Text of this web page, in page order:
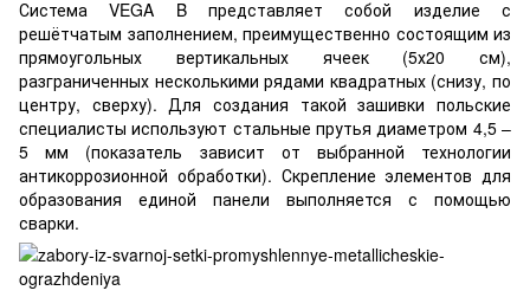
Система VEGA B представляет собой изделие с
решётчатым заполнением, преимущественно состоящим из
прямоугольных вертикальных ячеек (5х20 см),
разграниченных несколькими рядами квадратных (снизу, по
центру, сверху). Для создания такой зашивки польские
специалисты используют стальные прутья диаметром 4,5 –
5 мм (показатель зависит от выбранной технологии
антикоррозионной обработки). Скрепление элементов для
образования единой панели выполняется с помощью
сварки.